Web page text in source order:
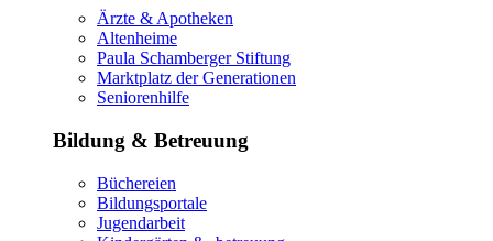
Ärzte & Apotheken
Altenheime
Paula Schamberger Stiftung
Marktplatz der Generationen
Seniorenhilfe
Bildung & Betreuung
Büchereien
Bildungsportale
Jugendarbeit